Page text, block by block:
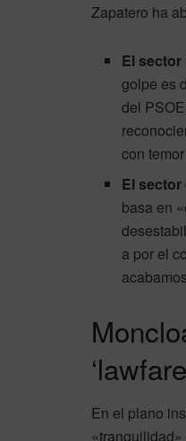
Zapatero ha
El
golpe es
del
con
El
basa en
a por el
En el plano